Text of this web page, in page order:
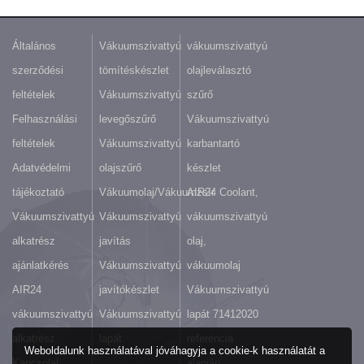
Általános
szerződési
feltételek
Felhasználási
feltételek
Adatvédelmi
tájékoztató
Vákuumszivattyú
alkatrész
ajánlatkérés
AIR24
vákuumszivattyú
Vákuumszivattyú
tömítéskészlet
Vákuumszivattyú
levegőszűrő
Vákuumszivattyú
olajszűrő
Vákuumolaj/Vákuumzsír
Vákuumszivattyú
javítás
Vákuumszivattyú
javítókészlet
Vákuumszivattyú
vákuumszivattyú
olajleválasztó
szűrő
Vákuumszivattyú
karbantartó
készlet
AIR24 Coolant,
vákuumszivattyú
olaj,
vákuumolaj
Vákuumszivattyú
lapát 71412020
Weboldalunk használatával jóváhagyja a cookie-k használatát a